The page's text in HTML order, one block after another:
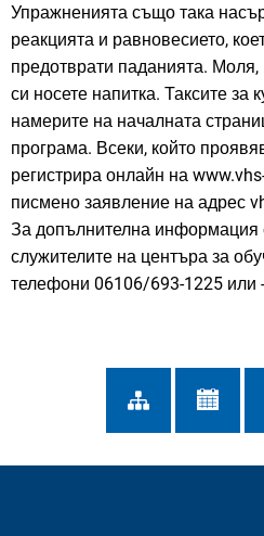
Упражненията също така
реакцията и равновесието,
предотврати паданията. Моля,
си носете напитка. Таксите за
намерите на началната
програма. Всеки, който
регистрира онлайн на
писмено заявление на адрес
За допълнителна информация
служителите на центъра за
телефони 06106/693-1225 или